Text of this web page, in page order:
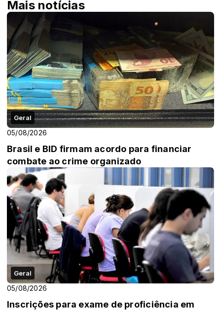
Mais notícias
Geral
05/08/2026
Brasil e BID firmam acordo para financiar
combate ao crime organizado
Geral
05/08/2026
Inscrições para exame de proficiência em